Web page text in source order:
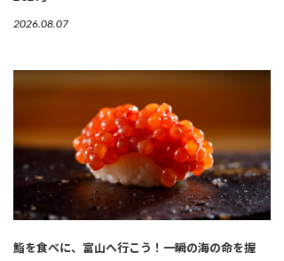
2026.08.07
鮨を食べに、富山へ行こう！一瞬の海の命を握